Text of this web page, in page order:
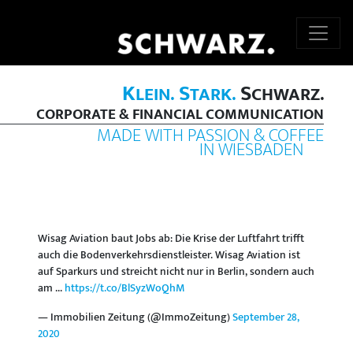
KLEIN.STARK.SCHWARZ.
CORPORATE & FINANCIAL COMMUNICATION
MADE WITH PASSION & COFFEE
IN WIESBADEN
Wisag Aviation baut Jobs ab: Die Krise der Luftfahrt trifft
auch die Bodenverkehrsdienstleister. Wisag Aviation ist
auf Sparkurs und streicht nicht nur in Berlin, sondern auch
am ...https://t.co/BlSyzWoQhM
— Immobilien Zeitung (@ImmoZeitung)September 28,
2020